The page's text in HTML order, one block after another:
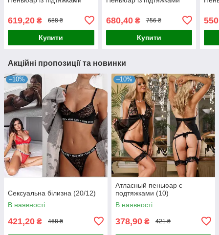
619,20 ₴ 688 ₴
Купити
680,40₴ 756 ₴
Купити
Акційні пропозиції та новинки
–10%
Сексуальна білизна (20/12)
В наявності
421,20 ₴ 468 ₴
–10%
Атласный пеньюар с
подтяжками (10)
В наявності
378,90 ₴ 421 ₴